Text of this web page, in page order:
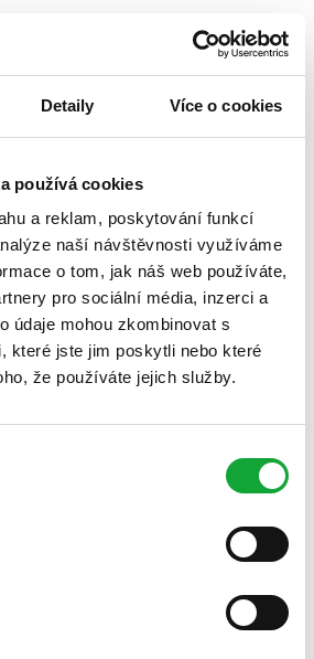
Detaily Více o cookies
používá cookies
a reklam, poskytování funkcí
naší návštěvnosti využíváme
o tom, jak náš web používáte,
pro sociální média, inzerci a
údaje mohou zkombinovat s
které jste jim poskytli nebo které
že používáte jejich služby.